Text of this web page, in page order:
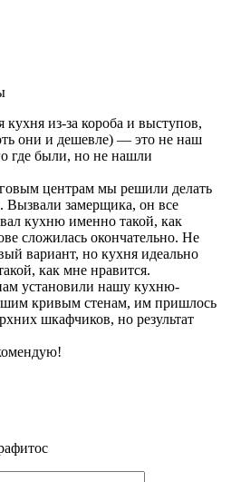
кухня из-за короба и выступов,
они и дешевле) — это не наш
где были, но не нашли
центрам мы решили делать
Вызвали замерщика, он все
кухню именно такой, как
сложилась окончательно. Не
вариант, но кухня идеально
как мне нравится.
установили нашу кухню-
кривым стенам, им пришлось
шкафчиков, но результат